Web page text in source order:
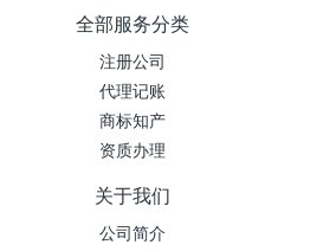
全部服务分类
注册公司
代理记账
商标知产
资质办理
关于我们
公司简介